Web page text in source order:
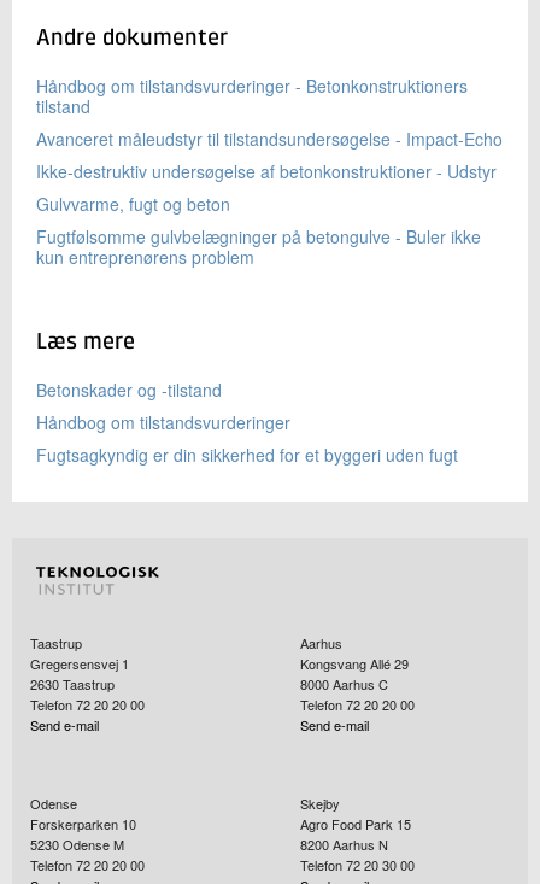
Andre dokumenter
Håndbog om tilstandsvurderinger - Betonkonstruktioners
tilstand
Avanceret måleudstyr til tilstandsundersøgelse - Impact-Echo
Ikke-destruktiv undersøgelse af betonkonstruktioner - Udstyr
Gulvvarme, fugt og beton
Fugtfølsomme gulvbelægninger på betongulve - Buler ikke
kun entreprenørens problem
Læs mere
Betonskader og -tilstand
Håndbog om tilstandsvurderinger
Fugtsagkyndig er din sikkerhed for et byggeri uden fugt
Taastrup
Gregersensvej 1
2630Taastrup
Telefon 72 20 20 00
Send e-mail
Aarhus
Kongsvang Allé 29
8000Aarhus C
Telefon 72 20 20 00
Send e-mail
Odense
Forskerparken 10
5230Odense M
Telefon 72 20 20 00
Skejby
Agro Food Park 15
8200Aarhus N
Telefon 72 20 30 00